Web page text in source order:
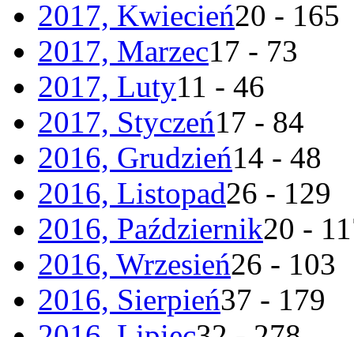
2017, Kwiecień20 - 165
2017, Marzec17 - 73
2017, Luty11 - 46
2017, Styczeń17 - 84
2016, Grudzień14 - 48
2016, Listopad26 - 129
2016, Październik20 -
2016, Wrzesień26 - 103
2016, Sierpień37 - 179